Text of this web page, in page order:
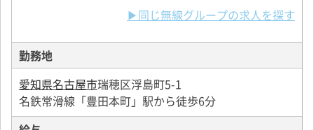
▶同じ無線グループの求人を探す
勤務地
愛知県名古屋市瑞穂区浮島町5-1
名鉄常滑線「豊田本町」駅から徒歩6分